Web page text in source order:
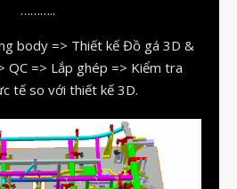
vật liệu in 3D kháng dung môi
đánh đổi độ bền và chịu nhiệt
………..
body => Thiết kế Đồ gá 3D &
QC => Lắp ghép => Kiểm tra
tế so với thiết kế 3D.